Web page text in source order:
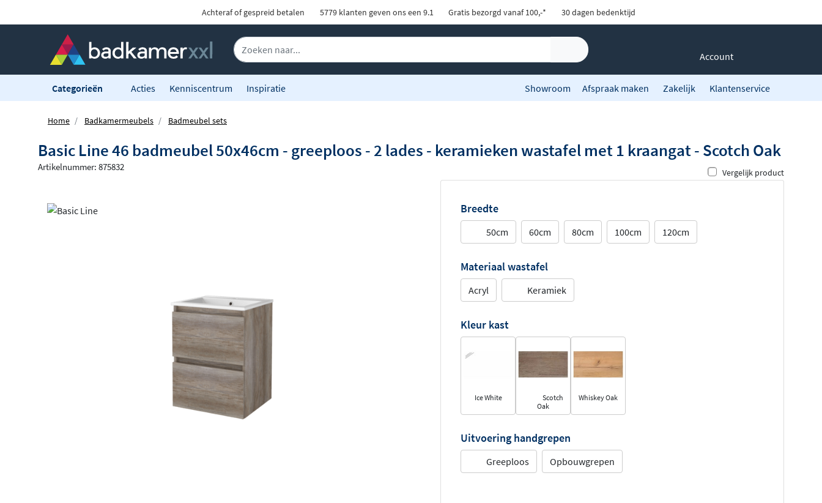
Achteraf of gespreid betalen 5779 klanten geven ons een 9.1 Gratis bezorgd vanaf 100,-* 30 dagen bedenktijd
Account
Categorieën Acties Kenniscentrum Inspiratie Showroom Afspraak maken Zakelijk Klantenservice
Home Badkamermeubels Badmeubel sets
Basic Line 46 badmeubel 50x46cm - greeploos - 2 lades - keramieken wastafel met 1 kraangat - Scotch Oak
Vergelijk product
Artikelnummer: 875832
Breedte
50cm 60cm 80cm 100cm 120cm
Materiaal wastafel
Acryl Keramiek
Kleur kast
Ice White
Scotch
Oak
Whiskey Oak
Uitvoering handgrepen
Greeploos Opbouwgrepen